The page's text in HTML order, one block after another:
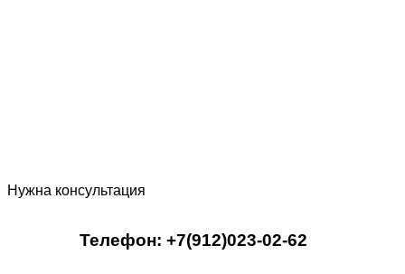
Нужна консультация
Телефон: +7(912)023-02-62